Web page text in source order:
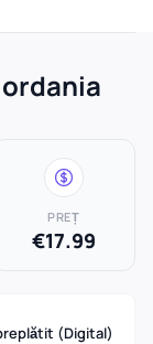
PREȚ
€17.99
(Digital)